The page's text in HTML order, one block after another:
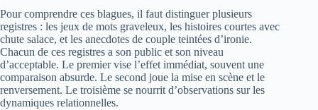
Pour comprendre ces blagues, il faut distinguer plusieurs
registres : les jeux de mots graveleux, les histoires courtes avec
chute salace, et les anecdotes de couple teintées d’ironie.
Chacun de ces registres a son public et son niveau
d’acceptable. Le premier vise l’effet immédiat, souvent une
comparaison absurde. Le second joue la mise en scène et le
renversement. Le troisième se nourrit d’observations sur les
dynamiques relationnelles.